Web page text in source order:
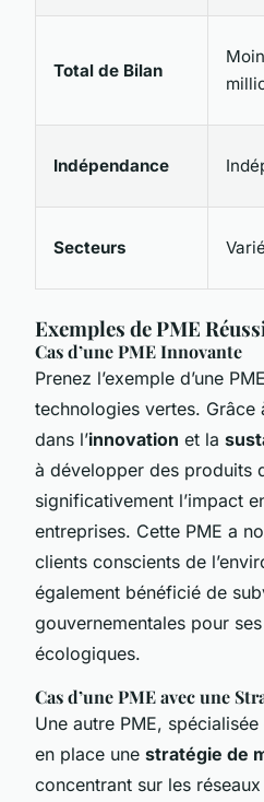
Total de Bilan
Indépendance
Secteurs
Exemples de PME
Cas d’une PME Innovante
Prenez l’exemple d’une
technologies vertes. Grâce
dans l’innovation et la
à développer des produits
significativement l’impact
entreprises. Cette PME a
clients conscients de
également bénéficié de
gouvernementales pour
écologiques.
Cas d’une PME avec une
Une autre PME,
en place une stratégie de
concentrant sur les